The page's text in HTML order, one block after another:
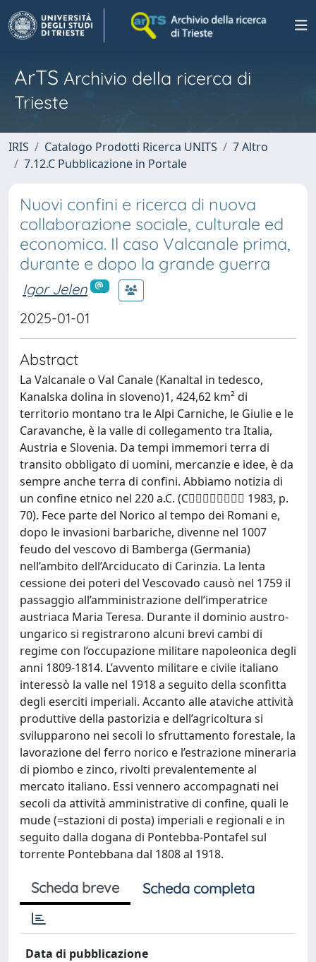
ArTS Archivio della ricerca di
Trieste
IRIS Catalogo Prodotti Ricerca UNITS
7 Altro
7.12.C Pubblicazione in Portale
Nuovi confini e ricerca di nuova
collaborazione sociale, culturale ed
economica. Il caso Valcanale prima,
durante e dopo la grande guerra
Igor Jelen
2025-01-01
Abstract
La Valcanale o Val Canale (Kanaltal in tedesco,
Kanalska dolina in sloveno)1, 424,62 km² di
territorio montano tra le Alpi Carniche, le Giulie e le
Caravanche, è la valle di collegamento tra Italia,
Austria e Slovenia. Da tempi immemori terra di
transito obbligato di uomini, mercanzie e idee, è da
sempre anche terra di confini. Abbiamo notizia di
un confine etnico nel 220 a.C. (C􀶈􀶋􀵻􀵺􀶇􀵾􀶌􀵾 1983, p.
70). Fece parte del Norico al tempo dei Romani e,
dopo le invasioni barbariche, divenne nel 1007
feudo del vescovo di Bamberga (Germania)
nell’ambito dell’Arciducato di Carinzia. La lenta
cessione dei poteri del Vescovado causò nel 1759 il
passaggio all’amministrazione dell’imperatrice
austriaca Maria Teresa. Durante il dominio austro-
ungarico si registrarono alcuni brevi cambi di
regime con l’occupazione militare napoleonica degli
anni 1809-1814. L’avvento militare e civile italiano
interessò la valle nel 1918 a seguito della sconfitta
degli eserciti imperiali. Accanto alle ataviche attività
produttive della pastorizia e dell’agricoltura si
svilupparono nei secoli lo sfruttamento forestale, la
lavorazione del ferro norico e l’estrazione mineraria
di piombo e zinco, rivolti prevalentemente al
mercato italiano. Essi vennero accompagnati nei
secoli da attività amministrative di confine, quali le
mude (=stazioni di posta) imperiali e regionali e in
seguito dalla dogana di Pontebba-Pontafel sul
torrente Pontebbana dal 1808 al 1918.
Scheda breve Scheda completa
Data di pubblicazione